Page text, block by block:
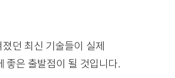
던 최신 기술들이 실제
좋은 출발점이 될 것입니다.